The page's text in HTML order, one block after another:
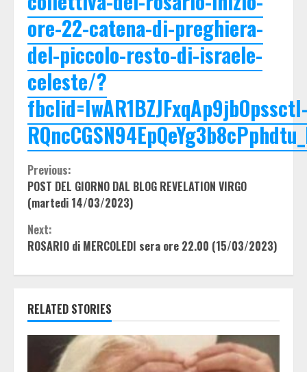
ore-22-catena-di-preghiera-
del-piccolo-resto-di-israele-
celeste/?
Continue
Reading
Previous:
POST DEL GIORNO DAL BLOG REVELATION VIRGO
(martedi 14/03/2023)
Next:
ROSARIO di MERCOLEDI sera ore 22.00 (15/03/2023)
RELATED STORIES